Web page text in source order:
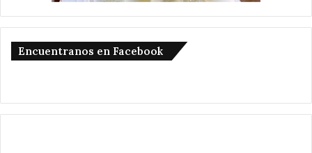
Encuentranos en Facebook